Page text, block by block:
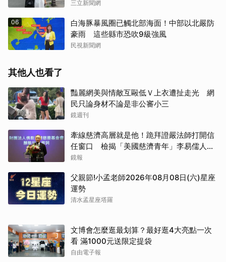
三立新聞網
06
白海豚暴風圈已觸北部海面！中部以北嚴防
豪雨 這些縣市恐吹9級強風
民視新聞網
其他人也看了
豔麗網美與情敵互毆低Ｖ上衣遭扯走光 網
民只論身材不論是非公審小三
鏡週刊
牽線慈濟高層就是他！跪拜證嚴法師打開信
任窗口 檢揭「美國慈濟青年」李易儒人脈
網絡
鏡報
父親節!小孟老師2026年08月08日(六)星座
運勢
清水孟星座塔羅
文博會怎麼逛最划算？最好逛4大亮點一次
看 滿1000元送限定提袋
自由電子報
取消